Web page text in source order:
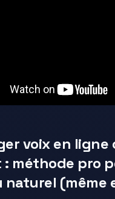
voix en ligne
méthode pro
naturel (même